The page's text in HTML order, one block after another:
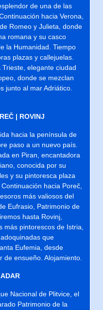
de una de las
hacia Verona,
Romeo y Julieta, donde
romana y su casco
la Humanidad. Tiempo
plazas y callejuelas.
elegante ciudad
donde se mezclan
junto al mar Adriático.
| ROVINJ
hacia la península de
paso a un nuevo país.
en Piran, encantadora
conocida por su
y su pintoresca plaza
hacia Poreč,
más valiosos del
Eufrasio, Patrimonio de
hasta Rovinj,
más pintorescos de Istria,
que
Eufemia, desde
ensueño. Alojamiento.
Nacional de Plitvice, el
Patrimonio de la